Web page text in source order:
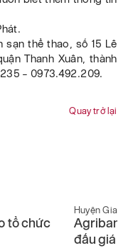
sạn thể thao, số 15 Lê
Thanh Xuân, thành
– 0973.492.209.
Quay trở lại
tổ chức
Huyện Gia
Agribank
đấu giá